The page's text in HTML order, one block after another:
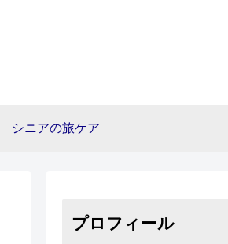
シニアの旅ケア
プロフィール